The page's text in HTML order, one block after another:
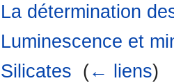
La détermination
Luminescence et
Silicates (← liens)